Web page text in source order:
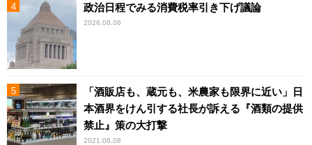
政治日程でみる消費税率引き下げ議論
2026.08.06
「酒販店も、蔵元も、米農家も限界に近い」日
本酒界をけん引する社長が訴える『酒類の提供
禁止』策の大打撃
2021.06.08